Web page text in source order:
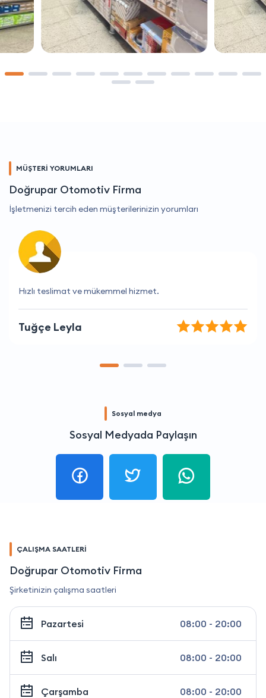
MÜŞTERİ YORUMLARI
Doğrupar Otomotiv Firma
İşletmenizi tercih eden müşterilerinizin yorumları
İşini ciddiye alan ve profesyonel bir firma.
Berat Karaca
Sosyal medya
Sosyal Medyada Paylaşın
ÇALIŞMA SAATLERİ
Doğrupar Otomotiv Firma
Şirketinizin çalışma saatleri
Pazartesi 08:00 - 20:00
Salı 08:00 - 20:00
Çarşamba 08:00 - 20:00